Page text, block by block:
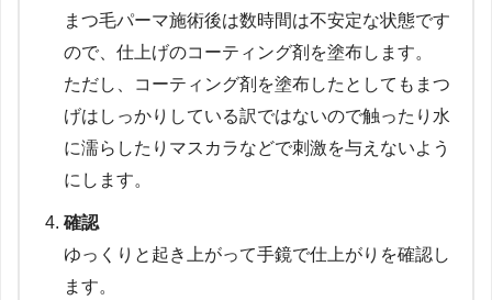
まつ毛パーマ施術後は数時間は不安定な状態です
ので、仕上げのコーティング剤を塗布します。
ただし、コーティング剤を塗布したとしてもまつ
げはしっかりしている訳ではないので触ったり水
に濡らしたりマスカラなどで刺激を与えないよう
にします。
確認
ゆっくりと起き上がって手鏡で仕上がりを確認し
ます。